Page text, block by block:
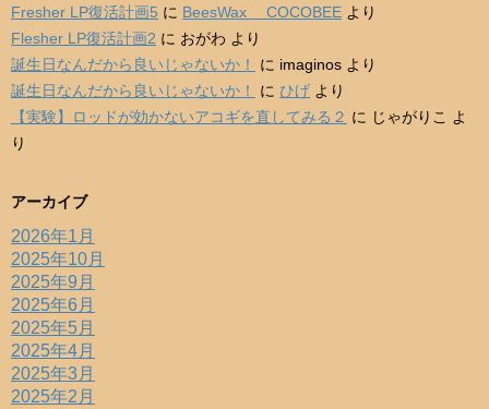
Fresher LP復活計画5 に BeesWax COCOBEE より
Flesher LP復活計画2 に おがわ より
誕生日なんだから良いじゃないか！
に imaginos より
誕生日なんだから良いじゃないか！
に ひげ より
【実験】ロッドが効かないアコギを直してみる２ に じゃがりこ
よ
り
アーカイブ
2026年1月
2025年10月
2025年9月
2025年6月
2025年5月
2025年4月
2025年3月
2025年2月